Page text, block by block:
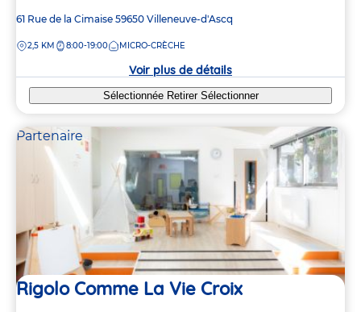
Adresse
la
61 Rue de la Cimaise 59650 Villeneuve-d'Ascq
DISTANCE
2,5 KM 8:00-19:00 MICRO-CRÈCHE
Voir plus de détails
Sélectionnée Retirer Sélectionner
Partenaire
Rigolo Comme La Vie Croix